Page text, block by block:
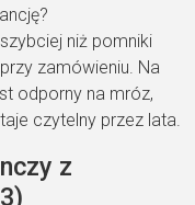
szybciej niż pomniki
zamówieniu. Na
odporny na mróz,
czytelny przez lata.
z